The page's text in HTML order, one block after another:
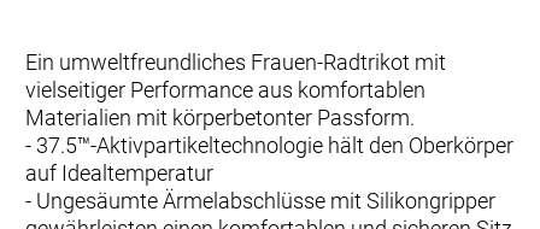
Ein umweltfreundliches Frauen-Radtrikot mit
vielseitiger Performance aus komfortablen
Materialien mit körperbetonter Passform.
- 37.5™-Aktivpartikeltechnologie hält den Oberkörper
auf Idealtemperatur
- Ungesäumte Ärmelabschlüsse mit Silikongripper